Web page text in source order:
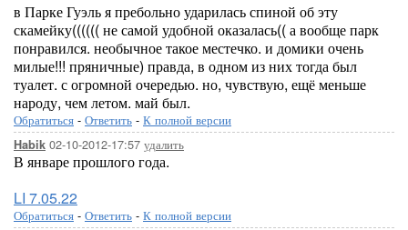
в Парке Гуэль я пребольно ударилась спиной об эту
скамейку(((((( не самой удобной оказалась(( а вообще парк
понравился. необычное такое местечко. и домики очень
милые!!! пряничные) правда, в одном из них тогда был
туалет. с огромной очередью. но, чувствую, ещё меньше
народу, чем летом. май был.
Обратиться - Ответить - К полной версии
Habik 02-10-2012-17:57 удалить
В январе прошлого года.
LI 7.05.22
Обратиться - Ответить - К полной версии